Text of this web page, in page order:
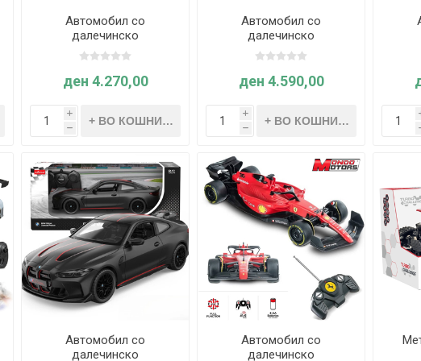
Автомобил со
далечинско
управување - 1:14 R/C
LAFERRARI - 2.4 GHz -
Mondo Motors
ден 4.270,00
i
h
Автомобил со
далечинско
управување - 1:14 R/C
MERCEDES G63 AMG -
2.4 GHz - Mondo Motors
ден 4.590,00
i
h
Автомобил со
далечинско
Автомобил со
далечинско